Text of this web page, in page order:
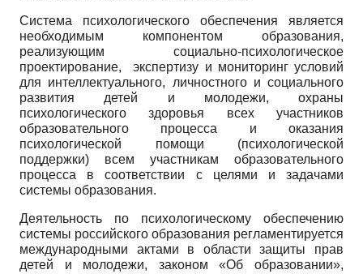
Система психологического обеспечения является
необходимым компонентом образования,
реализующим социально-психологическое
проектирование, экспертизу и мониторинг условий
для интеллектуального, личностного и социального
развития детей и молодежи, охраны
психологического здоровья всех участников
образовательного процесса и оказания
психологической помощи (психологической
поддержки) всем участникам образовательного
процесса в соответствии с целями и задачами
системы образования.
Деятельность по психологическому обеспечению
системы российского образования регламентируется
международными актами в области защиты прав
детей и молодежи, законом «Об образовании»,